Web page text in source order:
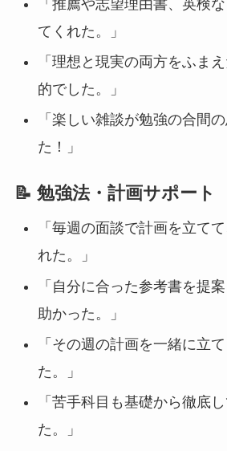
「推薦や志望理由書、英検
てくれた。」
「理想と現実の両方をふま
的でした。」
「楽しい雑談が勉強の合間
た！」
📝 勉強法・計画サポート
「毎週の面談で計画を立て
れた。」
「自分に合った参考書を提
助かった。」
「その週の計画を一緒に立
た。」
「苦手科目も基礎から徹底
た。」